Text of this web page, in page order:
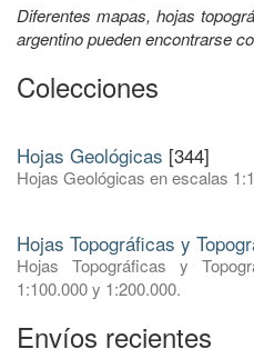
Diferentes mapas, hojas
argentino pueden encontrarse
Colecciones
Hojas Geológicas [344]
Hojas Geológicas en escalas
Hojas Topográficas y
Hojas Topográficas y
1:100.000 y 1:200.000.
Envíos recientes